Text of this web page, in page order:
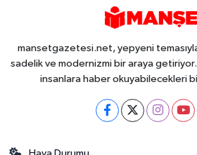
mansetgazetesi.net, yepyeni
sadelik ve modernizmi bir araya
insanlara haber okuyabilecekleri
Hava Durumu